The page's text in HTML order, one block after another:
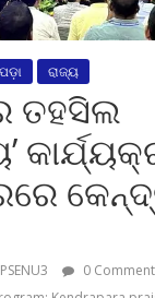
ରାଜ୍ୟ
ତହସିଲ
0